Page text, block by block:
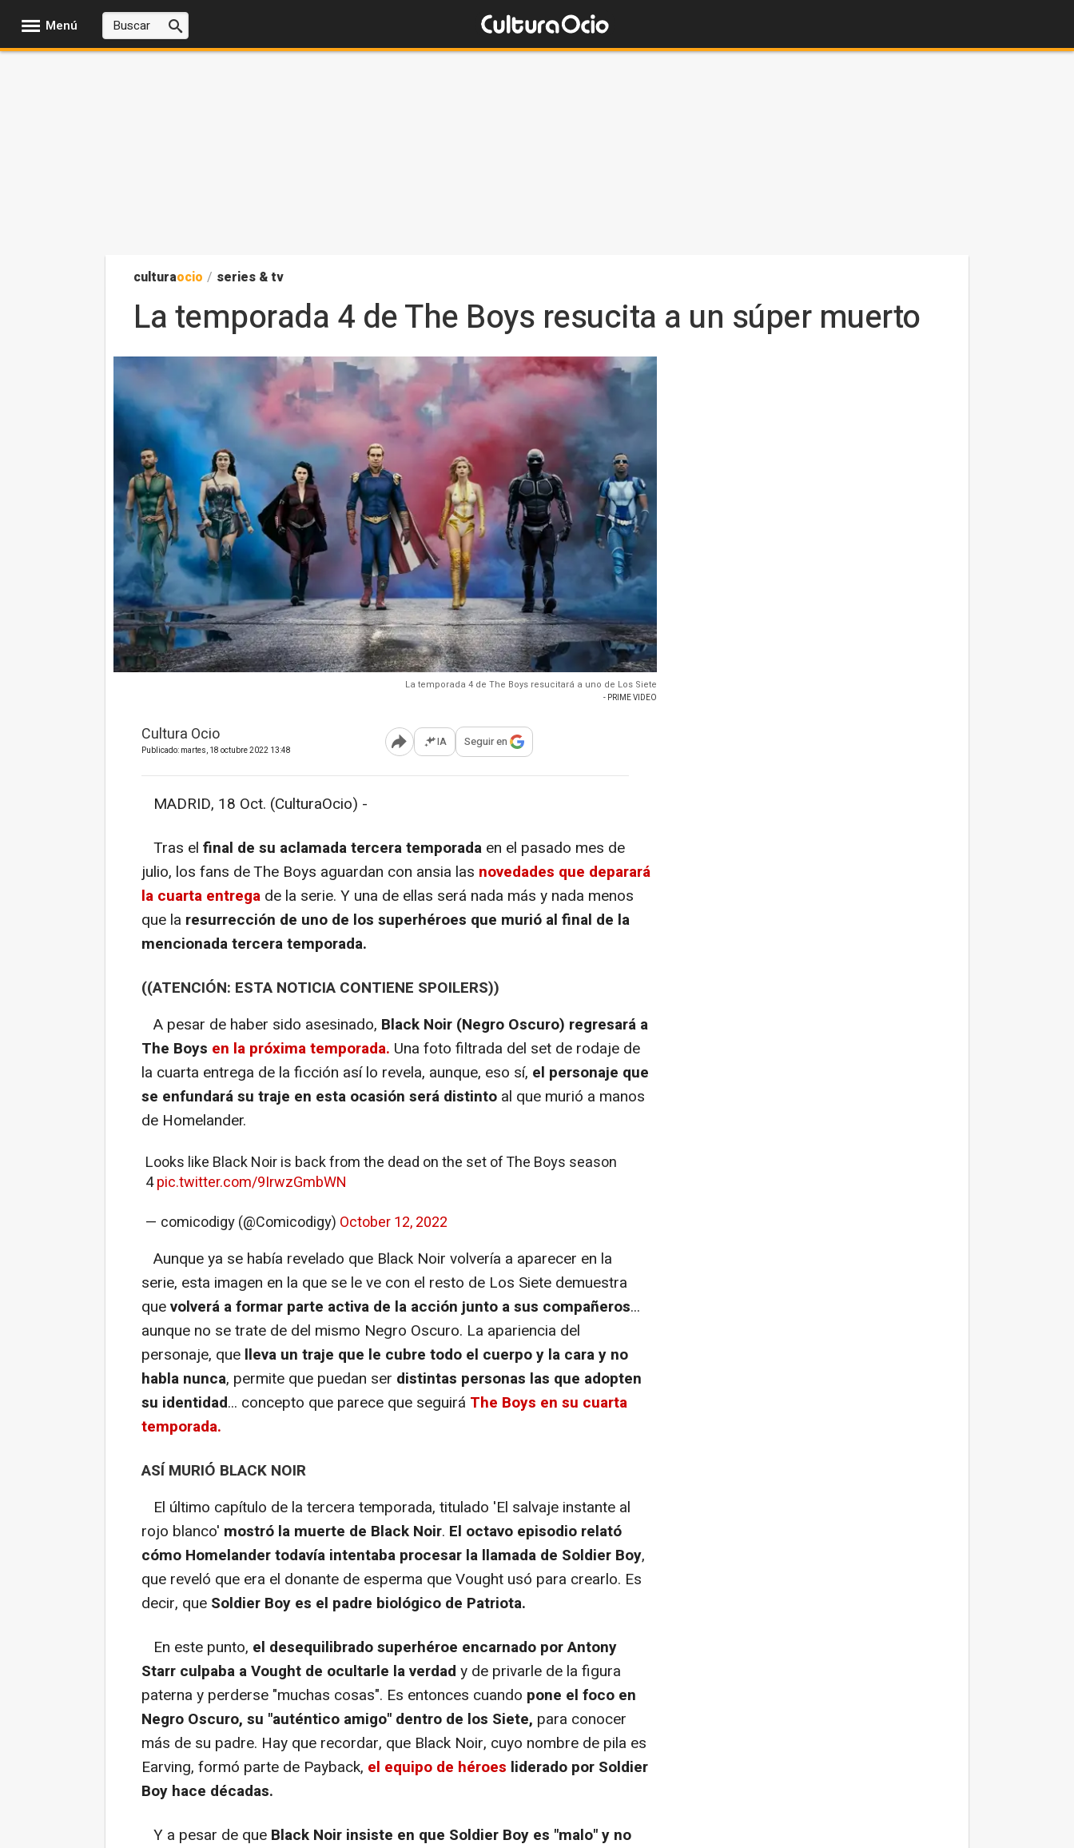
Menú
culturaocio / series & tv
La temporada 4 de The Boys resucita a un súper muerto
La temporada 4 de The Boys resucitará a uno de Los Siete
- PRIME VIDEO
Cultura Ocio
Publicado: martes, 18 octubre 2022 13:48 Abrir opciones para compartir
IA Seguir en
MADRID, 18 Oct. (CulturaOcio) -
Tras el final de su aclamada tercera temporada en el pasado mes de
julio, los fans de The Boys aguardan con ansia las novedades que deparará
la cuarta entrega de la serie. Y una de ellas será nada más y nada menos
que la resurrección de uno de los superhéroes que murió al final de la
mencionada tercera temporada.
((ATENCIÓN: ESTA NOTICIA CONTIENE SPOILERS))
A pesar de haber sido asesinado, Black Noir (Negro Oscuro) regresará a
The Boys en la próxima temporada. Una foto filtrada del set de rodaje de
la cuarta entrega de la ficción así lo revela, aunque, eso sí, el personaje que
se enfundará su traje en esta ocasión será distinto al que murió a manos
de Homelander.
Looks like Black Noir is back from the dead on the set of The Boys season
4pic.twitter.com/9IrwzGmbWN
— comicodigy (@Comicodigy) October 12, 2022
Aunque ya se había revelado que Black Noir volvería a aparecer en la
serie, esta imagen en la que se le ve con el resto de Los Siete demuestra
quevolverá a formar parte activa de la acción junto a sus compañeros...
aunque no se trate de del mismo Negro Oscuro. La apariencia del
personaje, que lleva un traje que le cubre todo el cuerpo y la cara y no
habla nunca, permite que puedan ser distintas personas las que adopten
su identidad... concepto que parece que seguirá The Boys en su cuarta
temporada.
ASÍ MURIÓ BLACK NOIR
El último capítulo de la tercera temporada, titulado 'El salvaje instante al
rojo blanco' mostró la muerte de Black Noir. El octavo episodio relató
cómo Homelander todavía intentaba procesar la llamada de Soldier Boy,
que reveló que era el donante de esperma que Vought usó para crearlo. Es
decir, que Soldier Boy es el padre biológico de Patriota.
En este punto, el desequilibrado superhéroe encarnado por Antony
Starr culpaba a Vought de ocultarle la verdad y de privarle de la figura
paterna y perderse "muchas cosas". Es entonces cuando pone el foco en
Negro Oscuro, su "auténtico amigo" dentro de los Siete, para conocer
más de su padre. Hay que recordar, que Black Noir, cuyo nombre de pila es
Earving, formó parte de Payback, el equipo de héroes liderado por Soldier
Boy hace décadas.
Y a pesar de que Black Noir insiste en que Soldier Boy es "malo" y no